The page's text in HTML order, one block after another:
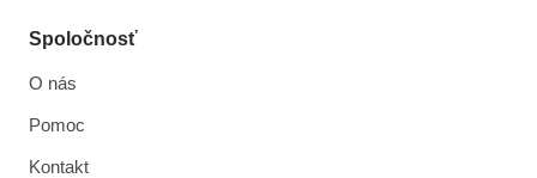
Spoločnosť
O nás
Pomoc
Kontakt